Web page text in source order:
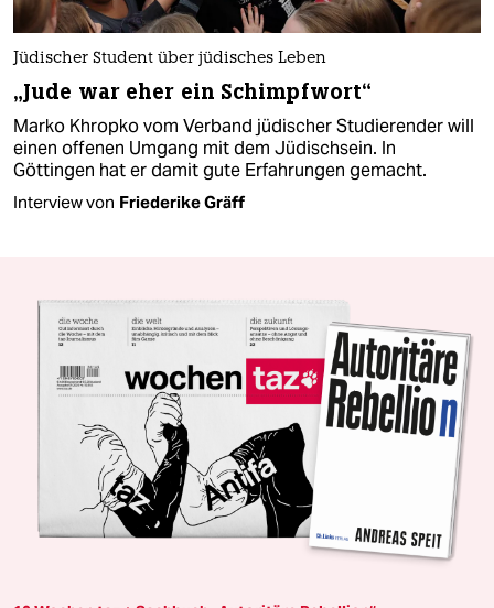
Jüdischer Student über jüdisches Leben
„Jude war eher ein Schimpfwort“
Marko Khropko vom Verband jüdischer Studierender will
einen offenen Umgang mit dem Jüdischsein. In
Göttingen hat er damit gute Erfahrungen gemacht.
Interview von Friederike Gräff